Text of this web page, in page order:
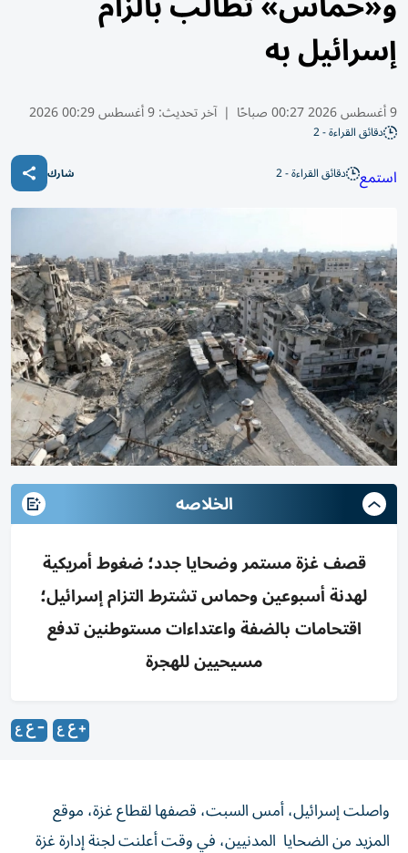
إسرائيل به
9 أغسطس 2026 00:27 صباحًا | آخر تحديث:9 أغسطس 00:29 2026
دقائق القراءة - 2
استمع دقائق القراءة - 2 شارك
الخلاصه
قصف غزة مستمر وضحايا جدد؛ ضغوط أمريكية
لهدنة أسبوعين وحماس تشترط التزام إسرائيل؛
اقتحامات بالضفة واعتداءات مستوطنين تدفع
مسيحيين للهجرة
واصلت إسرائيل، أمس السبت، قصفها لقطاع غزة، موقع
المزيد من الضحايا المدنيين، في وقت أعلنت لجنة إدارة غزة